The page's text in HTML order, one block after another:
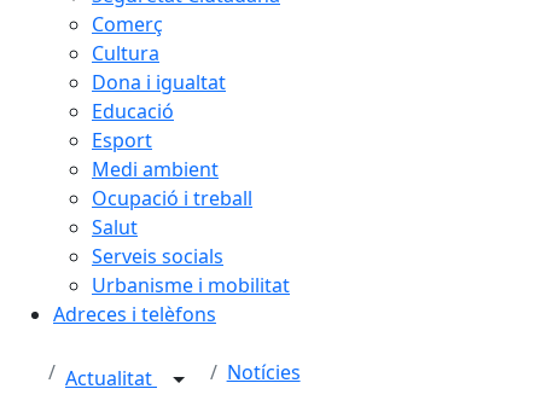
Comerç
Cultura
Dona i igualtat
Educació
Esport
Medi ambient
Ocupació i treball
Salut
Serveis socials
Urbanisme i mobilitat
Adreces i telèfons
Actualitat Notícies